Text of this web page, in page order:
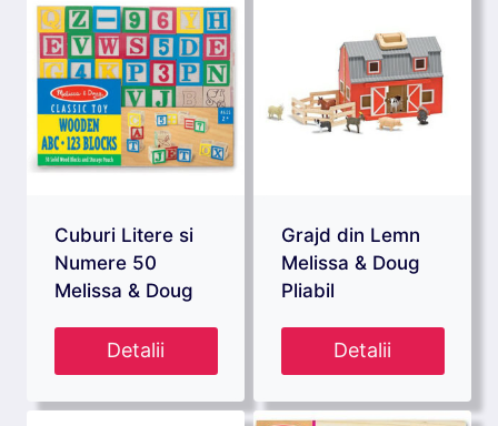
Cuburi Litere si
Numere 50
Melissa & Doug
Detalii
Grajd din Lemn
Melissa & Doug
Pliabil
Detalii